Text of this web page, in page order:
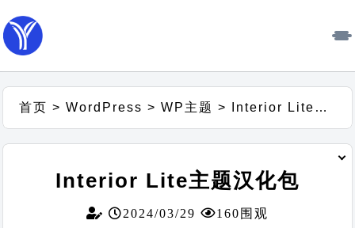
首页 >WordPress >WP主题 > Interior Lite主题汉化包
Interior Lite主题汉化包
2024/03/29 160围观